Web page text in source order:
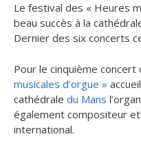
Le festival des « Heures
beau succès à la
Dernier des six concerts
Pour le cinquième concert
musicales d’orgue »
cathédrale du Mans
également compositeur
international.